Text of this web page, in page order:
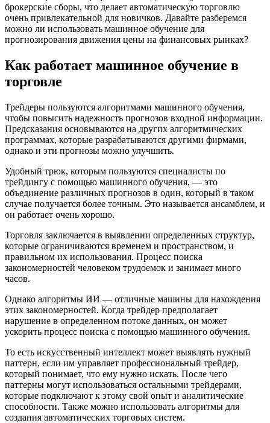
брокерские сборы, что делает автоматическую торговлю
очень привлекательной для новичков. Давайте разберемся
можно ли использовать машинное обучение для
прогнозирования движения цены на финансовых рынках?
Как работает машинное обучение в
торговле
Трейдеры пользуются алгоритмами машинного обучения,
чтобы повысить надежность прогнозов входной информации.
Предсказания основываются на других алгоритмических
программах, которые разрабатываются другими фирмами,
однако и эти прогнозы можно улучшить.
Удобный трюк, которым пользуются специалисты по
трейдингу с помощью машинного обучения, — это
объединение различных прогнозов в один, который в таком
случае получается более точным. Это называется ансамблем, и
он работает очень хорошо.
Торговля заключается в выявлении определенных структур,
которые ограничиваются временем и пространством, и
правильном их использования. Процесс поиска
закономерностей человеком трудоемок и занимает много
часов.
Однако алгоритмы ИИ — отличные машины для нахождения
этих закономерностей. Когда трейдер предполагает
нарушение в определенном потоке данных, он может
ускорить процесс поиска с помощью машинного обучения.
То есть искусственный интеллект может выявлять нужный
паттерн, если им управляет профессиональный трейдер,
который понимает, что ему нужно искать. После чего
паттерны могут использоваться остальными трейдерами,
которые подключают к этому свой опыт и аналитические
способности. Также можно использовать алгоритмы для
создания автоматических торговых систем.